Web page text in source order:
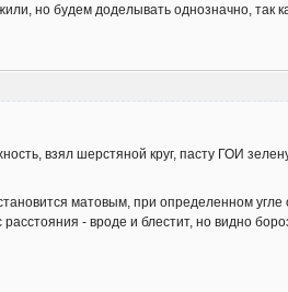
но будем доделывать однозначно, так
взял шерстяной круг, пасту ГОИ
матовым, при определенном
- вроде и блестит, но видно